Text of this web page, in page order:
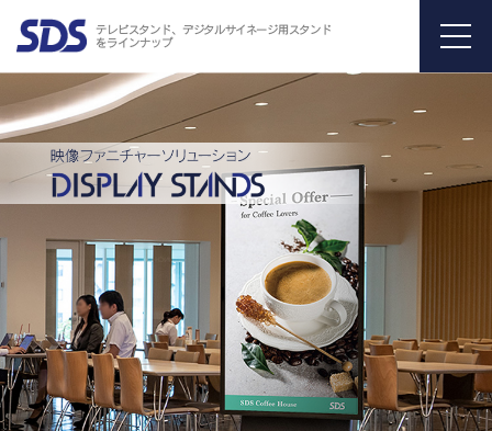
テレビスタンド、デジタルサイネージ用スタンド
をラインナップ
menu